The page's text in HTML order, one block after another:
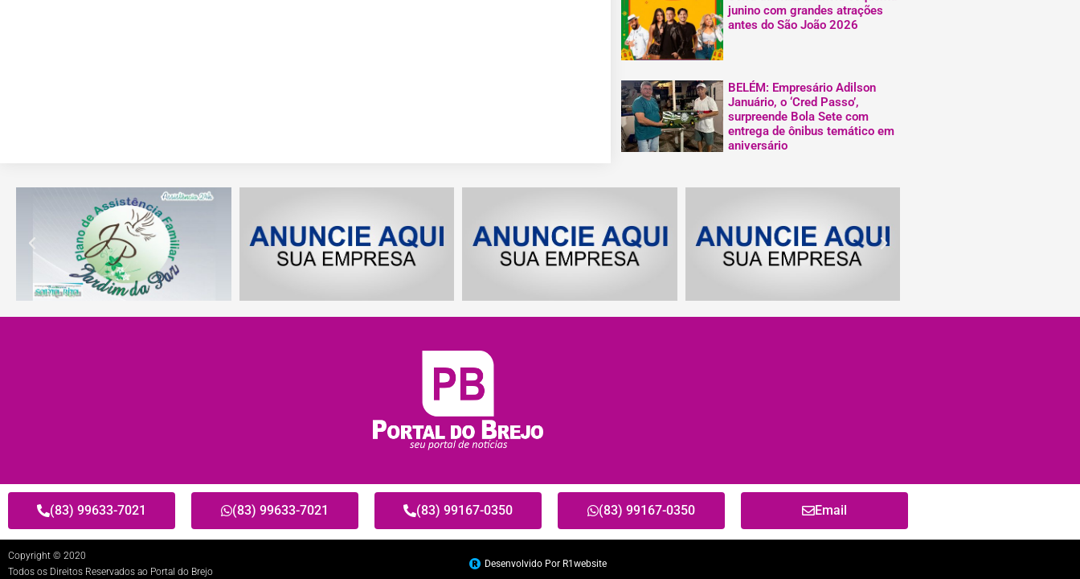
junino com grandes atrações
antes do São João 2026
BELÉM: Empresário Adilson
Januário, o ‘Cred Passo’,
surpreende Bola Sete com
entrega de ônibus temático em
aniversário
(83) 99633-7021 (83) 99633-7021 (83) 99167-0350 (83) 99167-0350 Email
Copyright © 2020
Todos os Direitos Reservados ao Portal do Brejo
Desenvolvido Por R1website